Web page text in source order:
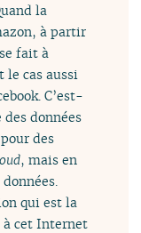
la
à partir
fait à
le cas aussi
C’est-
données
des
, mais en
qui est la
à cet Internet